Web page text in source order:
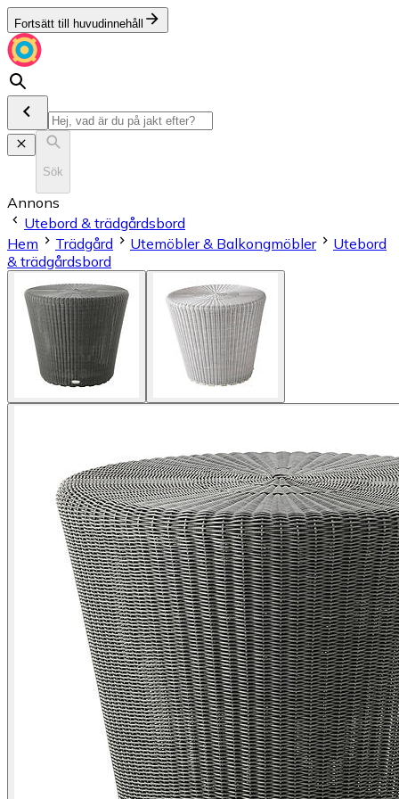
Fortsätt till huvudinnehåll
Sök
Annons
Utebord & trädgårdsbord
Hem
Trädgård Utemöbler & Balkongmöbler
Utebord
& trädgårdsbord